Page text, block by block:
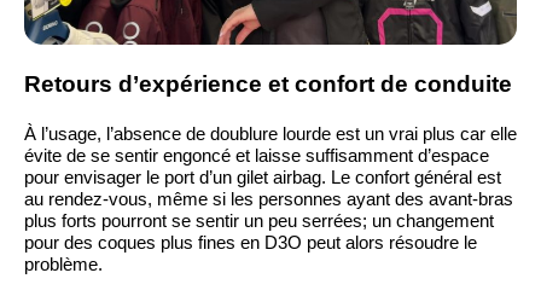
Retours d’expérience et confort de conduite
À l’usage, l’absence de doublure lourde est un vrai plus car elle
évite de se sentir engoncé et laisse suffisamment d’espace
pour envisager le port d’un gilet airbag. Le confort général est
au rendez-vous, même si les personnes ayant des avant-bras
plus forts pourront se sentir un peu serrées; un changement
pour des coques plus fines en D3O peut alors résoudre le
problème.